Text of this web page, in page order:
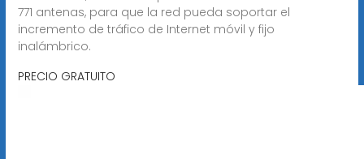
771 antenas, para que la red pueda soportar el
incremento de tráfico de Internet móvil y fijo
inalámbrico.
PRECIO GRATUITO